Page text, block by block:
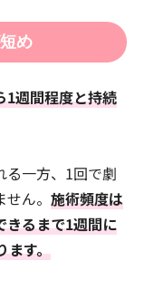
め
1週間程度と持続
る一方、1回で劇
ん。 施術頻度は
きるまで1週間に
ます。